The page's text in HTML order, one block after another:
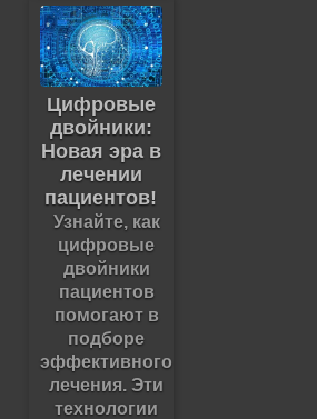
Цифровые
двойники:
Новая эра в
лечении
пациентов!
Узнайте, как
цифровые
двойники
пациентов
помогают в
подборе
эффективного
лечения. Эти
технологии